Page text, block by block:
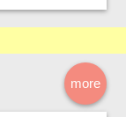
more